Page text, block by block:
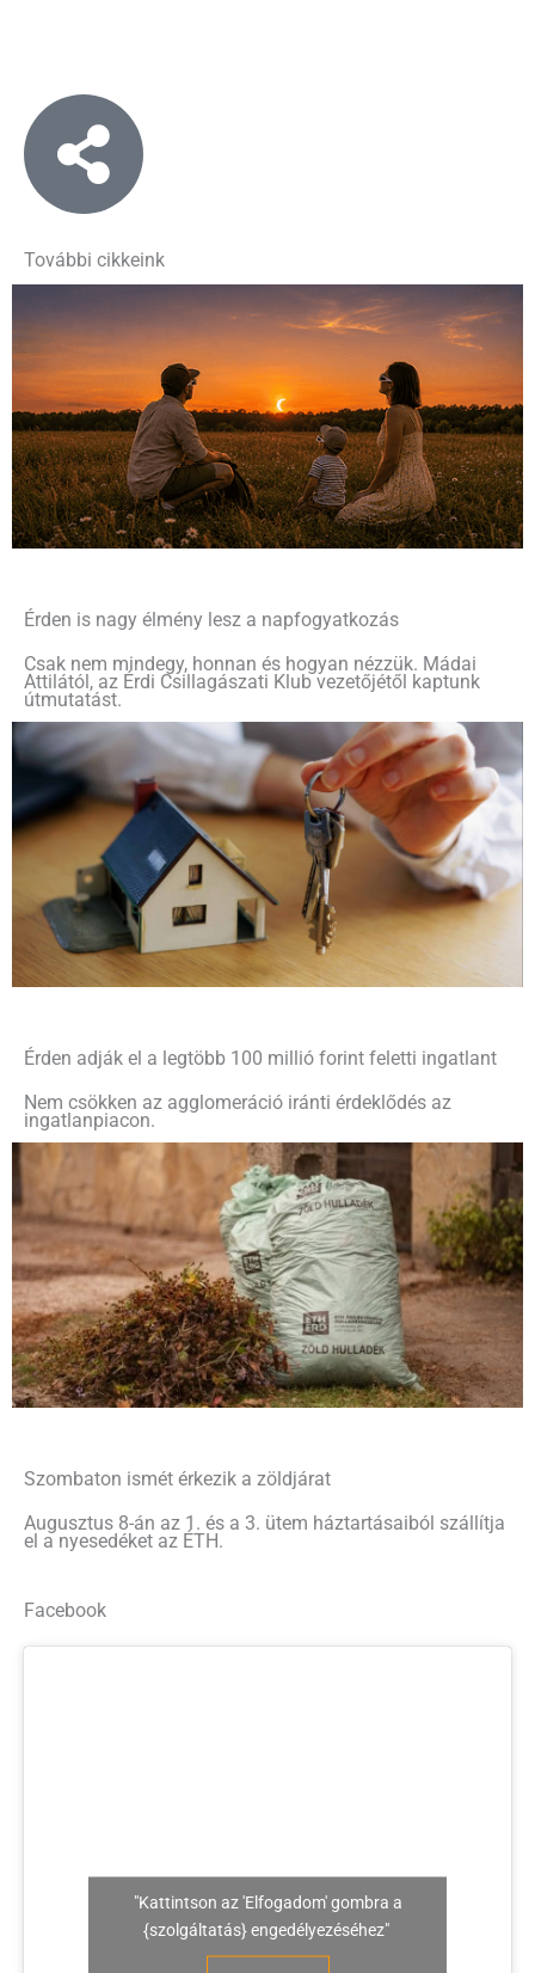
További cikkeink
Érden is nagy élmény lesz a napfogyatkozás
Csak nem mindegy, honnan és hogyan nézzük. Mádai
Attilától, az Érdi Csillagászati Klub vezetőjétől kaptunk
útmutatást.
Érden adják el a legtöbb 100 millió forint feletti ingatlant
Nem csökken az agglomeráció iránti érdeklődés az
ingatlanpiacon.
Szombaton ismét érkezik a zöldjárat
Augusztus 8-án az 1. és a 3. ütem háztartásaiból szállítja
el a nyesedéket az ÉTH.
Facebook
"Kattintson az 'Elfogadom' gombra a
{szolgáltatás} engedélyezéséhez"